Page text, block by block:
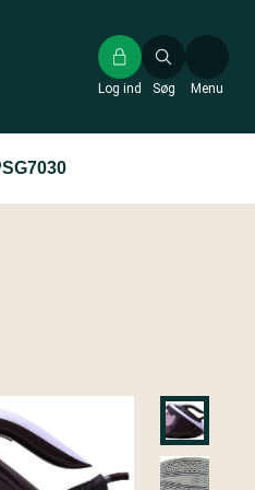
Søg
Log ind Menu